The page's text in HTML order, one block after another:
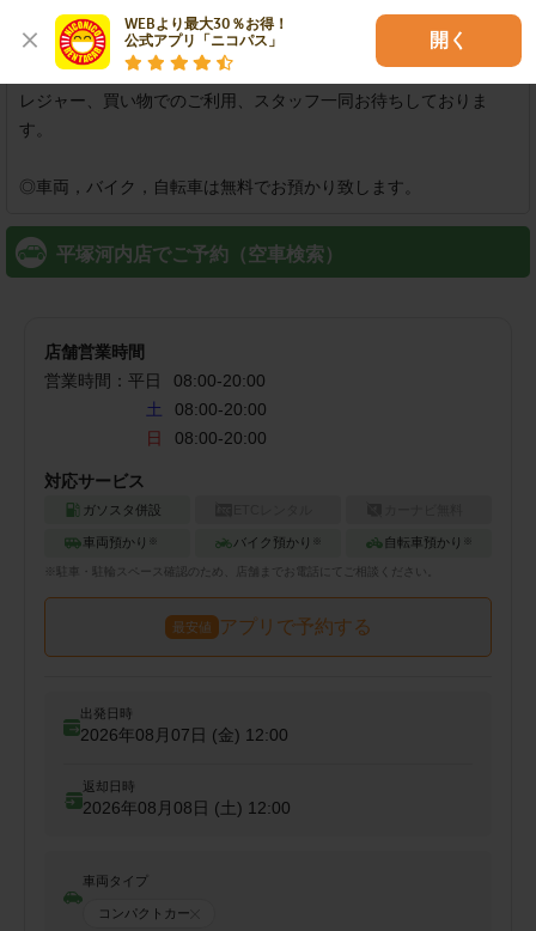
WEBより最大30％お得！
公式アプリ「ニコパス」
開く
県道609号線沿いENEOSのガソリンスタンドです。セルフスタン
ドですが待合室のカウンターでレンタカー受付をしています。店
頭スタッフにもお気軽にお声かけください。
レジャー、買い物でのご利用、スタッフ一同お待ちしておりま
す。
◎車両，バイク，自転車は無料でお預かり致します。
平塚河内店でご予約（空車検索）
店舗営業時間
営業時間： 平日 08:00-20:00
土
08:00-20:00
日
08:00-20:00
対応サービス
ガソスタ併設
車両預かり ※ バイク預かり ※ 自転車預かり ※
※ 駐車・駐輪 スペース確認のため、店舗までお電話にてご相談ください。
最安値 アプリで予約する
出発日時
2026年08月07日 (金) 12:00
返却日時
2026年08月08日 (土) 12:00
車両タイプ
コンパクトカー